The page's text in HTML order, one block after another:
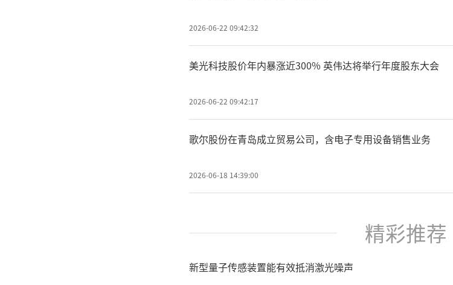
2026-06-22 09:42:32
美光科技股价年内暴涨近300% 英伟达将举行年度股东大会
2026-06-22 09:42:17
歌尔股份在青岛成立贸易公司，含电子专用设备销售业务
2026-06-18 14:39:00
精彩推荐
新型量子传感装置能有效抵消激光噪声